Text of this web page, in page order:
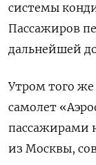
системы
Пассажиров
дальнейшей
Утром того
самолет
пассажирами
из Москвы,